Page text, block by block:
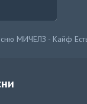
МИЧЕЛЗ - Кайф